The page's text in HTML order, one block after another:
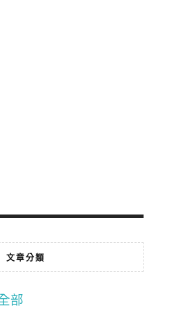
文章分類
部